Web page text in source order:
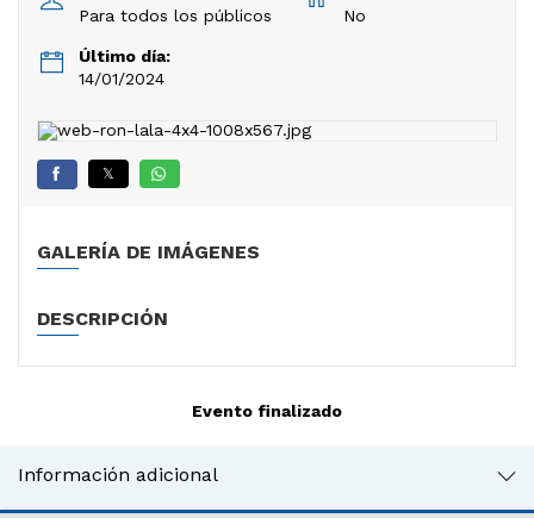
Para todos los públicos
No
Último día:
14/01/2024
𝕏
DESCRIPCIÓN
GALERÍA DE IMÁGENES
Evento finalizado
Información adicional